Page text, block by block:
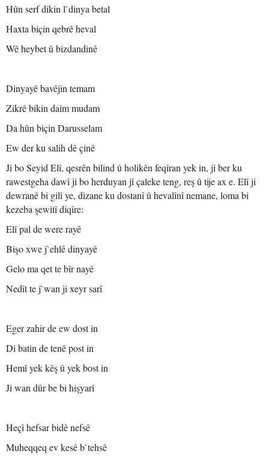
Hûn serf dikin l`dinya betal
Haxta biçin qebrê heval
Wê heybet û bizdandinê
Dinyayê bavêjin temam
Zikrê bikin daîm mudam
Da hûn biçin Darusselam
Ew der ku salih dê çinê
Ji bo Seyid Elî, qesrên bilind û holikên feqîran yek in, ji ber ku
rawestgeha dawî ji bo herduyan jî çaleke teng, reş û tije ax e. Elî ji
dewranê bi gilî ye, dizane ku dostanî û hevalînî nemane, loma bi
kezeba şewitî diqîre:
Elî pal de were rayê
Bişo xwe j`ehlê dinyayê
Gelo ma qet te bîr nayê
Nedît te j`wan ji xeyr sarî
Eger zahir de ew dost in
Di batin de tenê post in
Hemî yek kêş û yek bost in
Ji wan dûr be bi hişyarî
Heçî hefsar bidê nefsê
Muheqqeq ev kesê b`tehsê